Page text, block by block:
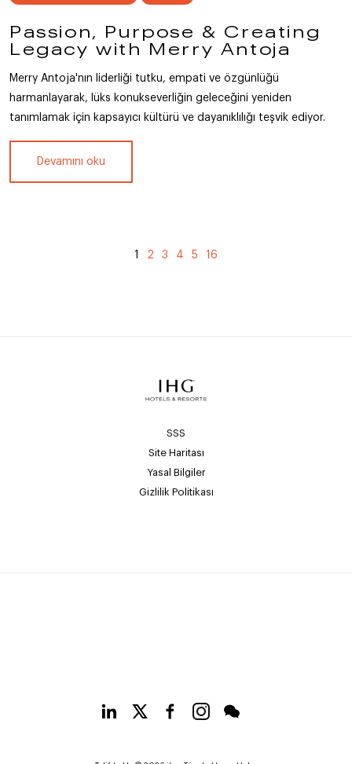
Passion, Purpose & Creating
Legacy with Merry Antoja
Merry Antoja'nın liderliği tutku, empati ve özgünlüğü
harmanlayarak, lüks konukseverliğin geleceğini yeniden
tanımlamak için kapsayıcı kültürü ve dayanıklılığı teşvik ediyor.
Devamını oku
1 (geçerli)
2 3 4 5 16
SSS
Site Haritası
Yasal Bilgiler
Gizlilik Politikası